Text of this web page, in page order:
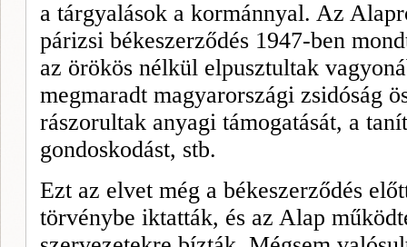
a tárgyalások a kormánnyal. Az
párizsi békeszerződés 1947-ben
az örökös nélkül elpusztultak
megmaradt magyarországi zsidóság
rászorultak anyagi támogatását, a
gondoskodást, stb.
Ezt az elvet még a békeszerződés
törvénybe iktatták, és az Alap